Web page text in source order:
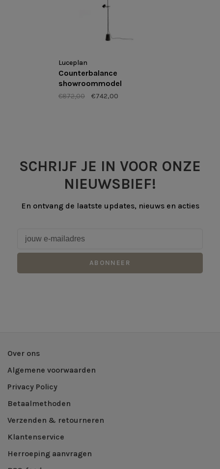
Luceplan
Counterbalance
showroommodel
€872,00 €742,00
SCHRIJF JE IN VOOR ONZE
NIEUWSBIEF!
En ontvang de laatste updates, nieuws en acties
ABONNEER
Over ons
Algemene voorwaarden
Privacy Policy
Betaalmethoden
Verzenden & retourneren
Klantenservice
Herroeping aanvragen